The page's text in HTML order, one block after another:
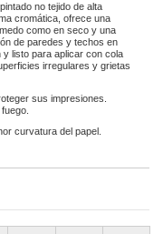
pintado no tejido de alta
cromática, ofrece una
como en seco y una
de paredes y techos en
y listo para aplicar con cola
irregulares y grietas
sus impresiones.
curvatura del papel.